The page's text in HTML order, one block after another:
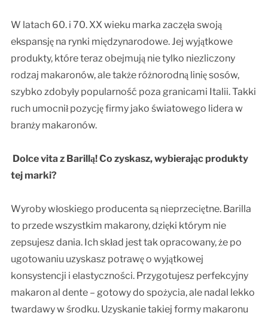
W latach 60. i 70. XX wieku marka zaczęła swoją
ekspansję na rynki międzynarodowe. Jej wyjątkowe
produkty, które teraz obejmują nie tylko niezliczony
rodzaj makaronów, ale także różnorodną linię sosów,
szybko zdobyły popularność poza granicami Italii. Takki
ruch umocnił pozycję firmy jako światowego lidera w
branży makaronów.
Dolce vita z Barillą! Co zyskasz, wybierając produkty
tej marki?
Wyroby włoskiego producenta są nieprzeciętne. Barilla
to przede wszystkim makarony, dzięki którym nie
zepsujesz dania. Ich skład jest tak opracowany, że po
ugotowaniu uzyskasz potrawę o wyjątkowej
konsystencji i elastyczności. Przygotujesz perfekcyjny
makaron al dente – gotowy do spożycia, ale nadal lekko
twardawy w środku. Uzyskanie takiej formy makaronu